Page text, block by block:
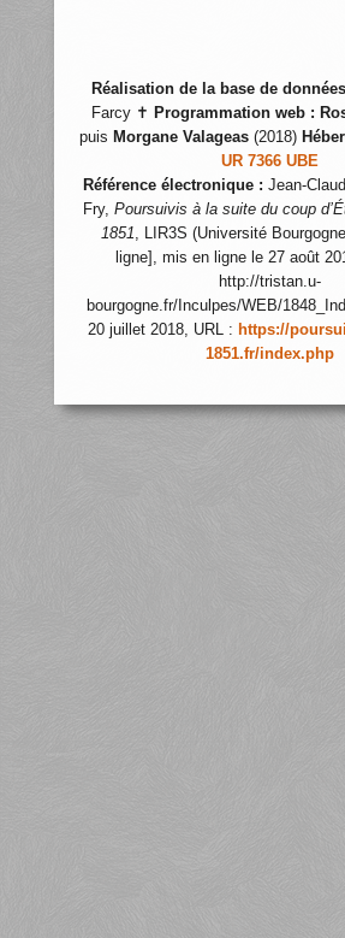
Réalisation de la base de
Farcy ✝ Programmation web :
puis Morgane Valageas (2018)
UR 7366 UBE
Référence électronique : Jean-
Fry, Poursuivis à la suite du coup
1851, LIR3S (Université
ligne], mis en ligne le 27 août
http://tristan.u-
bourgogne.fr/Inculpes/WEB/
20 juillet 2018, URL : https://
1851.fr/index.php